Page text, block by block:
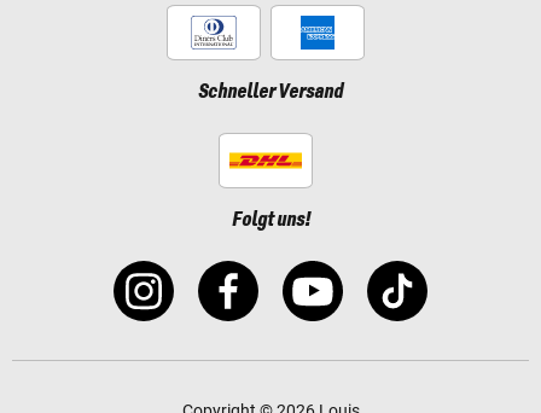
Schneller Versand
Folgt uns!